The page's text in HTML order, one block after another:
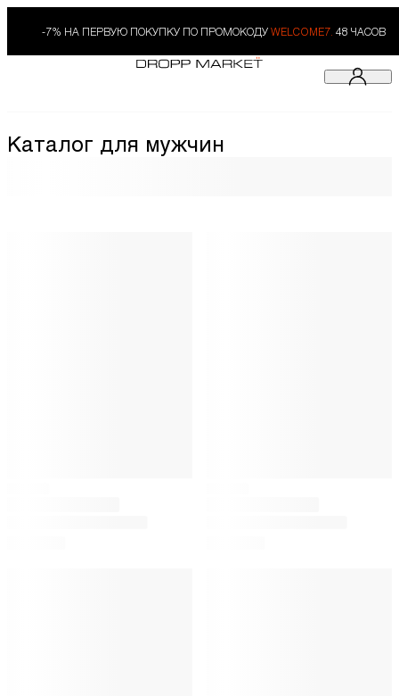
-7% НА ПЕРВУЮ ПОКУПКУ ПО ПРОМОКОДУ WELCOME7. 48 ЧАСОВ
Каталог для мужчин